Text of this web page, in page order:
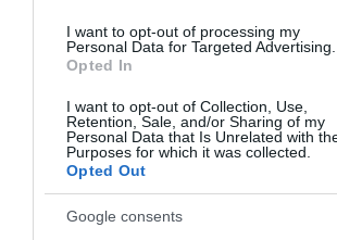
I want to opt-out of processing my
Personal Data for Targeted Advertising.
Opted In
I want to opt-out of Collection, Use,
Retention, Sale, and/or Sharing of my
Personal Data that Is Unrelated with
Purposes for which it was collected.
Opted Out
Google consents